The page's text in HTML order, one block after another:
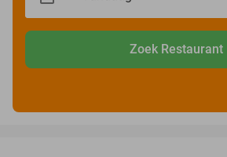
Zoek Restaurant